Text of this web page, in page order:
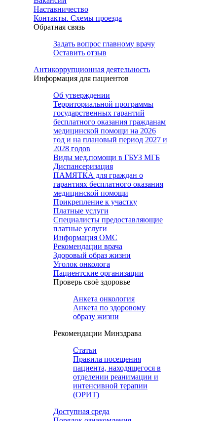
Наставничество
Контакты. Схемы проезда
Обратная связь
Задать вопрос главному врачу
Оставить отзыв
Антикоррупционная деятельность
Информация для пациентов
Об утверждении
Территориальной программы
государственных гарантий
бесплатного оказания гражданам
медицинской помощи на 2026
год и на плановый период 2027 и
2028 годов
Виды мед.помощи в ГБУЗ МГБ
Диспансеризация
ПАМЯТКА для граждан о
гарантиях бесплатного оказания
медицинской помощи
Прикрепление к участку
Платные услуги
Специалисты предоставляющие
платные услуги
Информация ОМС
Рекомендации врача
Здоровый образ жизни
Уголок онколога
Пациентские организации
Проверь своё здоровье
Анкета онкология
Анкета по здоровому
образу жизни
Рекомендации Минздрава
Статьи
Правила посещения
пациента, находящегося в
отделении реанимации и
интенсивной терапии
(ОРИТ)
Доступная среда